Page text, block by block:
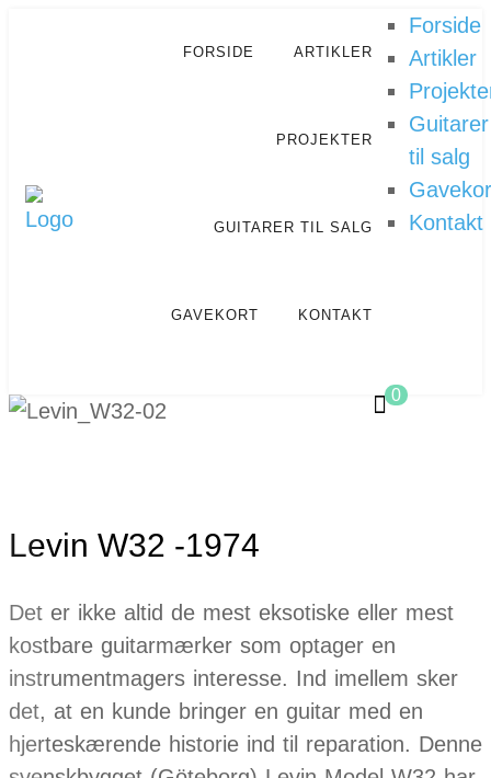
FORSIDE ARTIKLER
PROJEKTER
GUITARER TIL SALG
GAVEKORT KONTAKT
0
Forside
Artikler
Guitarer
til salg
Kontakt
Levin W32 -1974
Det er ikke altid de mest eksotiske eller mest
kostbare guitarmærker som optager en
instrumentmagers interesse. Ind imellem sker
det, at en kunde bringer en guitar med en
hjerteskærende historie ind til reparation. Denne